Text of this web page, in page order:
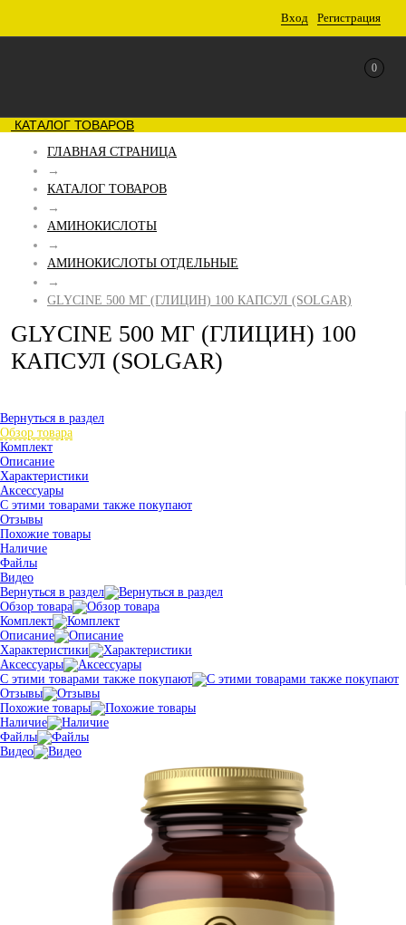
Вход Регистрация
0
КАТАЛОГ ТОВАРОВ
ГЛАВНАЯ СТРАНИЦА
→
КАТАЛОГ ТОВАРОВ
→
АМИНОКИСЛОТЫ
→
АМИНОКИСЛОТЫ ОТДЕЛЬНЫЕ
→
GLYCINE 500 МГ (ГЛИЦИН) 100 КАПСУЛ (SOLGAR)
GLYCINE 500 МГ (ГЛИЦИН) 100
КАПСУЛ (SOLGAR)
Вернуться в раздел
Обзор товара
Комплект
Описание
Характеристики
Аксессуары
С этими товарами также покупают
Отзывы
Похожие товары
Наличие
Файлы
Видео
Вернуться в раздел
Обзор товара
Комплект
Описание
Характеристики
Аксессуары
С этими товарами также покупают
Отзывы
Похожие товары
Наличие
Файлы
Видео